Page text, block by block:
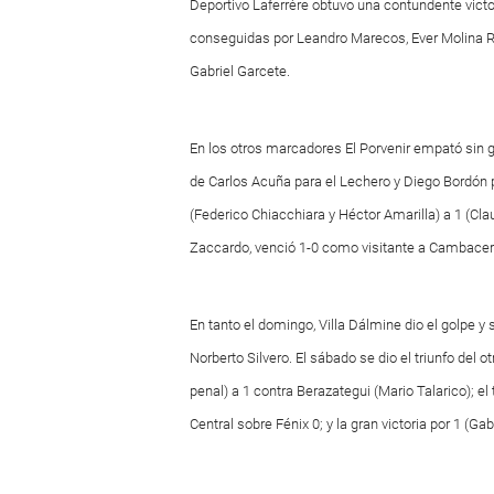
Deportivo Laferrère obtuvo una contundente
conseguidas por Leandro Marecos, Ever Molina
Gabriel Garcete.
En los otros marcadores El Porvenir empató
de Carlos Acuña para el Lechero y Diego
(Federico Chiacchiara y Héctor Amarilla) a 1
Zaccardo, venció 1-0 como visitante a
En tanto el domingo, Villa Dálmine dio el golpe
Norberto Silvero. El sábado se dio el triunfo del
penal) a 1 contra Berazategui (Mario Talarico);
Central sobre Fénix 0; y la gran victoria por 1